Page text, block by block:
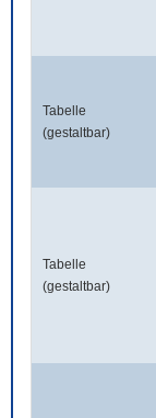
Tabelle
(gestaltbar)
Tabelle
(gestaltbar)